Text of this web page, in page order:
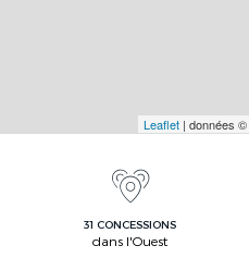
Leaflet | données ©
31 CONCESSIONS
dans l'Ouest